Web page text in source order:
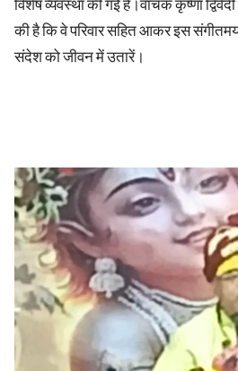
विशेष व्यवस्था की गई है।वाचक कृष्णा
की है कि वे परिवार सहित आकर इस
संदेश को जीवन में उतारें।